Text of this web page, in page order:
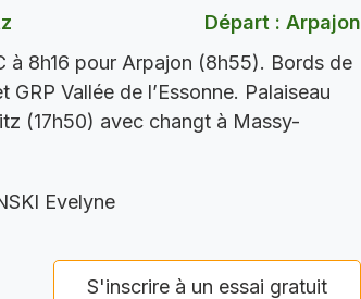
Départ : Arpajon
à 8h16 pour Arpajon (8h55). Bords de
Vallée de l’Essonne. Palaiseau
(17h50) avec changt à Massy-
Evelyne
S'inscrire à un essai gratuit